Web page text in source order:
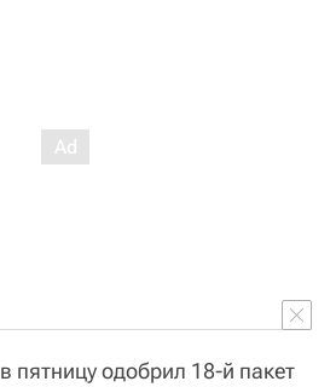
в пятницу одобрил 18-й пакет